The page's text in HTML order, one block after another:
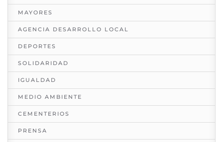
MAYORES
AGENCIA DESARROLLO LOCAL
DEPORTES
SOLIDARIDAD
IGUALDAD
MEDIO AMBIENTE
CEMENTERIOS
PRENSA